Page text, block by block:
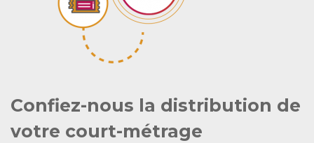
Confiez-nous la distribution de
votre court-métrage